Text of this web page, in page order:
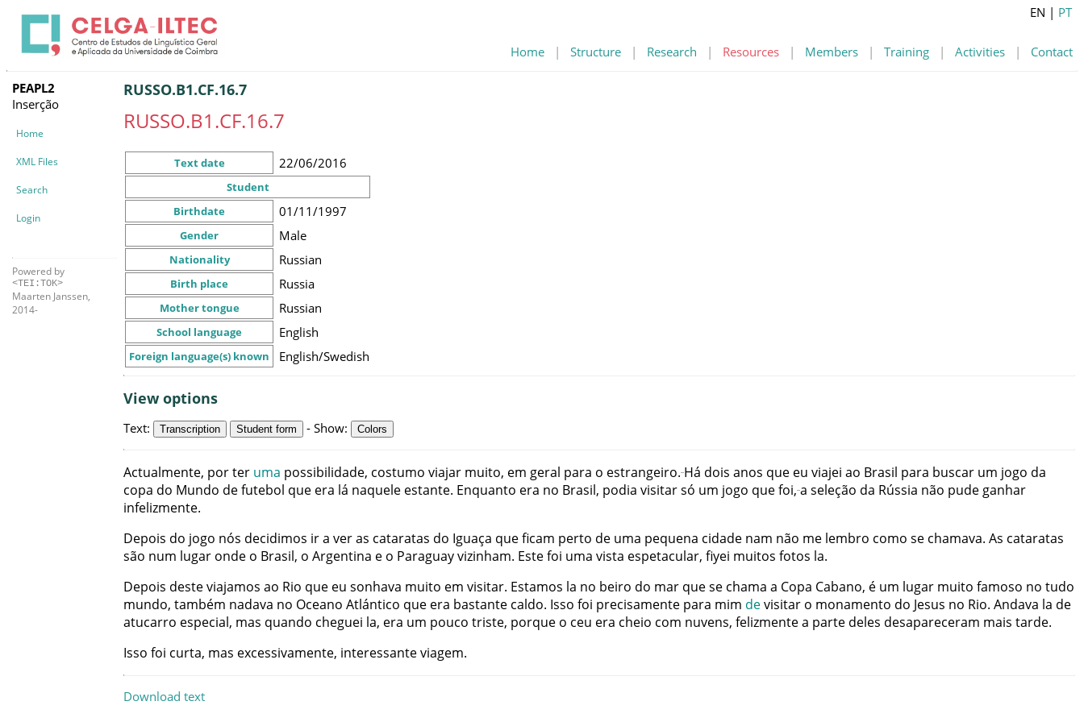
Home | Structure | Research | Resources | Members | Training | Activities | Contact
EN | PT
PEAPL2
Inserção
Home
XML Files
Search
Login
Powered by
<TEI:TOK>
Maarten Janssen,
2014-
RUSSO.B1.CF.16.7
RUSSO.B1.CF.16.7
Text date 22/06/2016
Student
Birthdate
01/11/1997
Gender Male
Nationality Russian
Birth place Russia
Mother tongue Russian
School language English
Foreign language(s) known English/Swedish
View options
Text: Transcription Student form - Show: Colors
Actualmente, porter uma possibilidade, costumo viajar muito, em geral para o estrangeiro. Há dois anos que eu viajei ao Brasil para buscar um jogo da
copa do Mundo defutebol que era lá naquele estante. Enquanto era no Brasil, podia visitarsó um jogo quefoi, a seleção da Rússia não pude ganhar
infelizmente.
Depois do jogo nós decidimos ira veras cataratas do Iguaça queficam perto de uma pequena cidade nam não me lembro como se chamava. As cataratas
são num lugar onde o Brasil, o Argentina e o Paraguayvizinham. Estefoi uma vista espetacular, fiyei muitos fotos la.
Depois desteviajamos ao Rio que eu sonhava muito em visitar. Estamos la no beiro do mar quese chama a Copa Cabano, é um lugar muito famoso no tudo
mundo, também nadava no Oceano Atlántico que era bastante caldo. Isso foi precisamente para mim devisitar o monamento do Jesus no Rio. Andava la de
atucarro especial, mas quando cheguei la, era um pouco triste, porque o ceu era cheio com nuvens, felizmentea parte deles desapareceram mais tarde.
Isso foi curta, mas excessivamente, interessanteviagem.
Download text